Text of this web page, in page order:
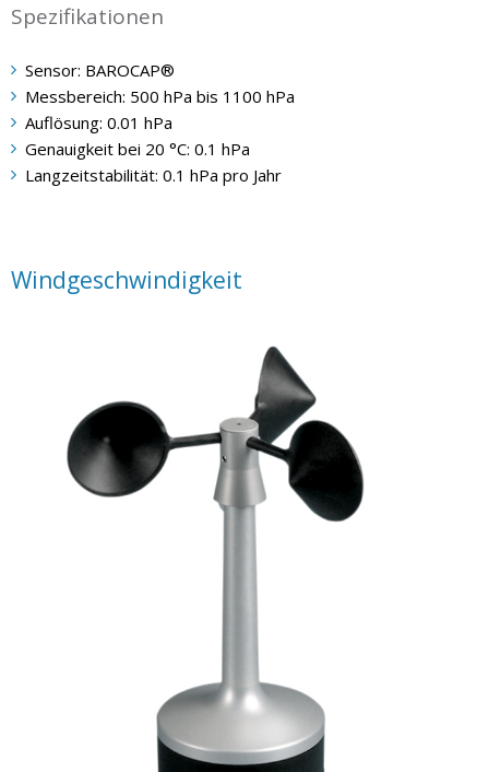
Spezifikationen
Sensor: BAROCAP®
Messbereich: 500 hPa bis 1100 hPa
Auflösung: 0.01 hPa
Genauigkeit bei 20 °C: 0.1 hPa
Langzeitstabilität: 0.1 hPa pro Jahr
Windgeschwindigkeit